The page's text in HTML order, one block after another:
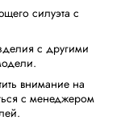
силуэта с
с другими
внимание на
с менеджером